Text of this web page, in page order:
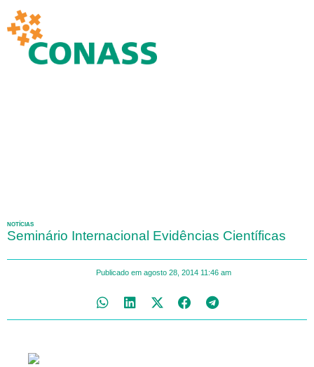
NOTÍCIAS
Seminário Internacional Evidências Científicas
Publicado em agosto 28, 2014 11:46 am